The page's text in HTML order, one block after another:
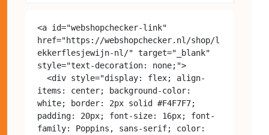
<a id="webshopchecker-link"
href="https://webshopchecker.nl/shop/l
ekkerflesjewijn-nl/" target="_blank"
style="text-decoration: none;">
items: center; background-color:
white; border: 2px solid #F4F7F7;
padding: 20px; font-size: 16px; font-
family: Poppins, sans-serif; color: